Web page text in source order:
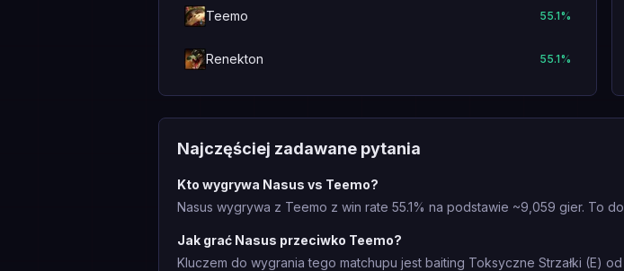
Teemo 55.1%
Renekton 55.1%
Najczęściej zadawane pytania
Kto wygrywa Nasus vs Teemo?
Nasus wygrywa z Teemo z win rate 55.1% na podstawie ~9,059 gier. To
Jak grać Nasus przeciwko Teemo?
Kluczem do wygrania tego matchupu jest baiting Toksyczne Strzałki (E)